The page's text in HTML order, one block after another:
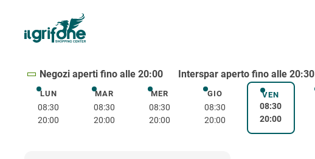
Negozi aperti fino alle 20:00 Interspar aperto fino alle 20:30
LUNlunedì
08:30
20:00
MARmartedì
08:30
20:00
MERmercoledì
08:30
20:00
GIOgiovedì
08:30
20:00
VENvenerdì
08:30
20:00